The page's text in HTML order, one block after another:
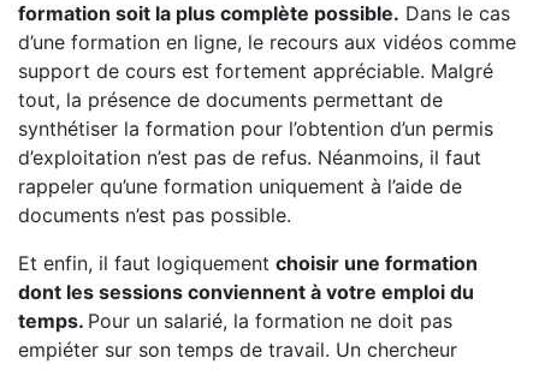
formation soit la plus complète possible. Dans le cas
d’une formation en ligne, le recours aux vidéos comme
support de cours est fortement appréciable. Malgré
tout, la présence de documents permettant de
synthétiser la formation pour l’obtention d’un permis
d’exploitation n’est pas de refus. Néanmoins, il faut
rappeler qu’une formation uniquement à l’aide de
documents n’est pas possible.
Et enfin, il faut logiquement choisir une formation
dont les sessions conviennent à votre emploi du
temps. Pour un salarié, la formation ne doit pas
empiéter sur son temps de travail. Un chercheur